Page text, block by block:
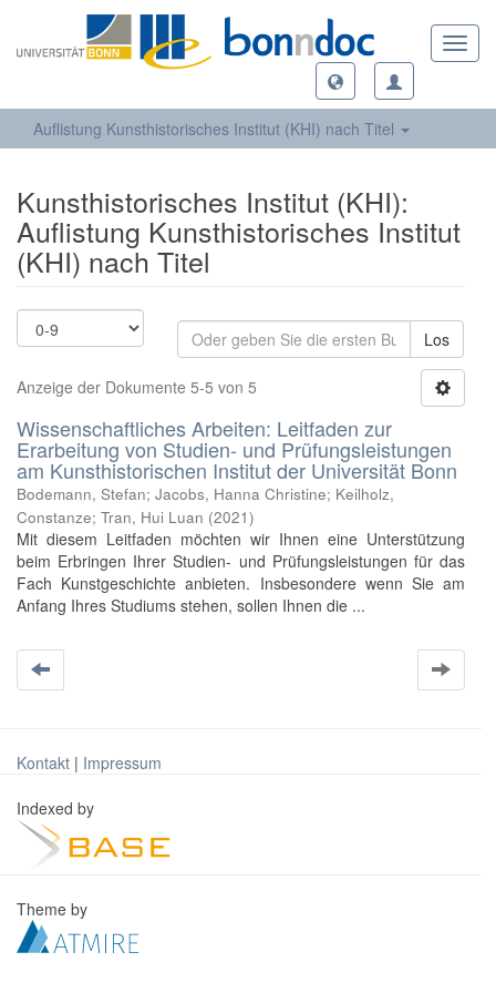
Auflistung Kunsthistorisches Institut (KHI) nach Titel
Kunsthistorisches Institut (KHI):
Auflistung Kunsthistorisches Institut
(KHI) nach Titel
Los
Anzeige der Dokumente 5-5 von 5
Wissenschaftliches Arbeiten: Leitfaden zur
Erarbeitung von Studien- und Prüfungsleistungen
am Kunsthistorischen Institut der Universität Bonn
Bodemann, Stefan; Jacobs, Hanna Christine; Keilholz,
Constanze; Tran, Hui Luan (2021)
Mit diesem Leitfaden möchten wir Ihnen eine Unterstützung
beim Erbringen Ihrer Studien- und Prüfungsleistungen für das
Fach Kunstgeschichte anbieten. Insbesondere wenn Sie am
Anfang Ihres Studiums stehen, sollen Ihnen die ...
Kontakt | Impressum
Indexed by
Theme by